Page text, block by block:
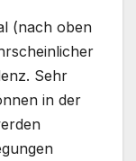
(nach oben
Sehr
in der